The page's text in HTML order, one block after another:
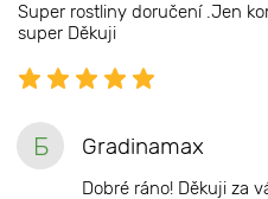
Super rostliny doručení .Jen
super Děkuji
Б Gradinamax
Dobré ráno! Děkuji za